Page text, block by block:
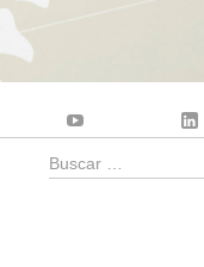
Buscar